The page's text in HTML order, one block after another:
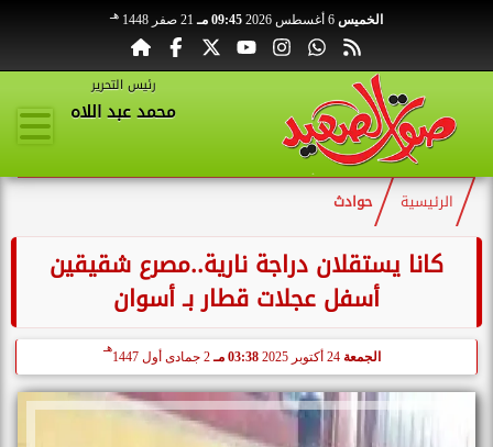
الخميس 09:45 مـ 21 صفر 1448 هـ
رئيس التحرير
محمد عبد اللاه
الرئيسية حوادث
كانا يستقلان دراجة نارية..مصرع شقيقين
أسفل عجلات قطار بـ أسوان
الجمعة 03:38 مـ 2 جمادى أول 1447
هـ